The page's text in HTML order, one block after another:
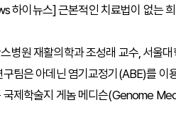
하이뉴스] 근본적인 치료법이 없는
병원 재활의학과 조성래 교수, 서울
구팀은 아데닌 염기교정기(ABE)를 이
국제학술지 게놈 메디슨(Genome